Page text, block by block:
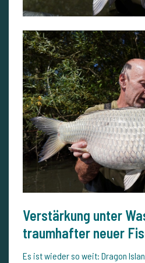
Verstärkung unter
traumhafter neuer
Es ist wieder so weit: Dragon